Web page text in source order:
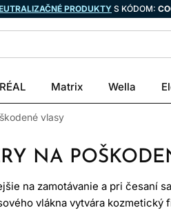
PRODUKTY S KÓDOM:
Matrix Wella
vlasy
NA
na zamotávanie a pri česaní
vlákna vytvára